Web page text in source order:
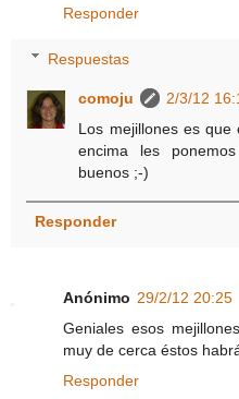
Responder
Respuestas
comoju
2/3/12
Los mejillones es que
encima les
buenos ;-)
Responder
Anónimo 29/2/12 20:25
Geniales esos
muy de cerca éstos
Responder